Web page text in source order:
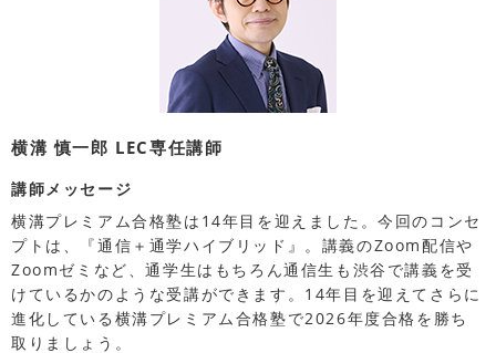
横溝 慎一郎 LEC専任講師
講師メッセージ
横溝プレミアム合格塾は14年目を迎えました。今回のコンセ
プトは、『通信＋通学ハイブリッド』。講義のZoom配信や
Zoomゼミなど、通学生はもちろん通信生も渋谷で講義を受
けているかのような受講ができます。14年目を迎えてさらに
進化している横溝プレミアム合格塾で2026年度合格を勝ち
取りましょう。